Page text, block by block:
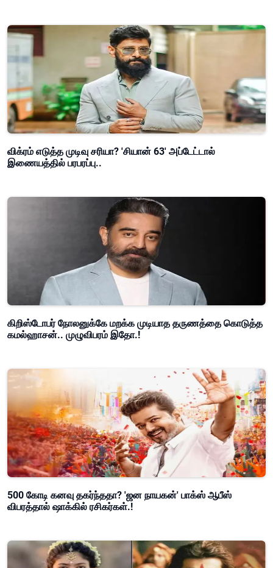
விக்ரம் எடுத்த முடிவு சரியா? 'சியான் 63' அப்டேட்டால்
இணையத்தில் பரபரப்பு..
கிறிஸ்டோபர் நோலனுக்கே மறக்க முடியாத தருணத்தை கொடுத்த
கமல்ஹாசன்.. முழுவிபரம் இதோ.!
500 கோடி கனவு தகர்ந்ததா? 'ஜன நாயகன்' பாக்ஸ் ஆபீஸ்
விபரத்தால் ஷாக்கில் ரசிகர்கள்.!